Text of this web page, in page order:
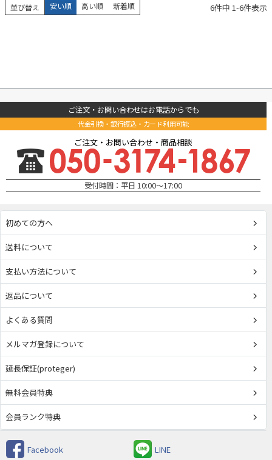
並び替え 安い順 高い順 新着順 6件中 1-6件表示
ご注文・お問い合わせはお電話からでも
代金引換・銀行振込・カード利用可能
ご注文・お問い合わせ・商品相談
受付時間：平日 10:00～17:00
初めての方へ
送料について
支払い方法について
返品について
よくある質問
メルマガ登録について
延長保証(proteger)
無料会員特典
会員ランク特典
Facebook LINE